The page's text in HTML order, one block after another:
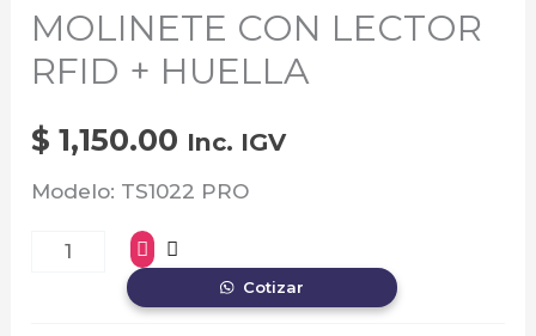
MOLINETE CON LECTOR
RFID + HUELLA
$ 1,150.00 Inc. IGV
Modelo: TS1022 PRO
Cotizar